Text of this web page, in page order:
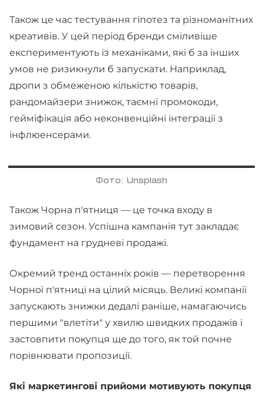
Також це час тестування гіпотез та різноманітних
креативів. У цей період бренди сміливіше
експериментують із механіками, які б за інших
умов не ризикнули б запускати. Наприклад,
дропи з обмеженою кількістю товарів,
рандомайзери знижок, таємні промокоди,
гейміфікація або неконвенційні інтеграції з
інфлюенсерами.
Фото: Unsplash
Також Чорна п'ятниця — це точка входу в
зимовий сезон. Успішна кампанія тут закладає
фундамент на грудневі продажі.
Окремий тренд останніх років — перетворення
Чорної п'ятниці на цілий місяць. Великі компанії
запускають знижки дедалі раніше, намагаючись
першими "влетіти" у хвилю швидких продажів і
застовпити покупця ще до того, як той почне
порівнювати пропозиції.
Які маркетингові прийоми мотивують покупця